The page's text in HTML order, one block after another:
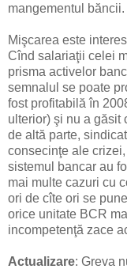
mangementul băncii.
Mişcarea este
Cînd salariaţii celei
prisma activelor
semnalul se poate
fost profitabilă în
ulterior) şi nu a găsit
de altă parte,
consecinţe ale
sistemul bancar au
mai multe cazuri cu
ori de cîte ori se
orice unitate BCR
incompetenţă zace
Actualizare: Greva